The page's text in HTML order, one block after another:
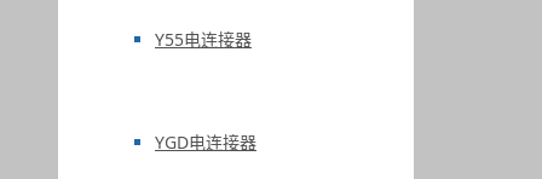
Y55电连接器
YGD电连接器